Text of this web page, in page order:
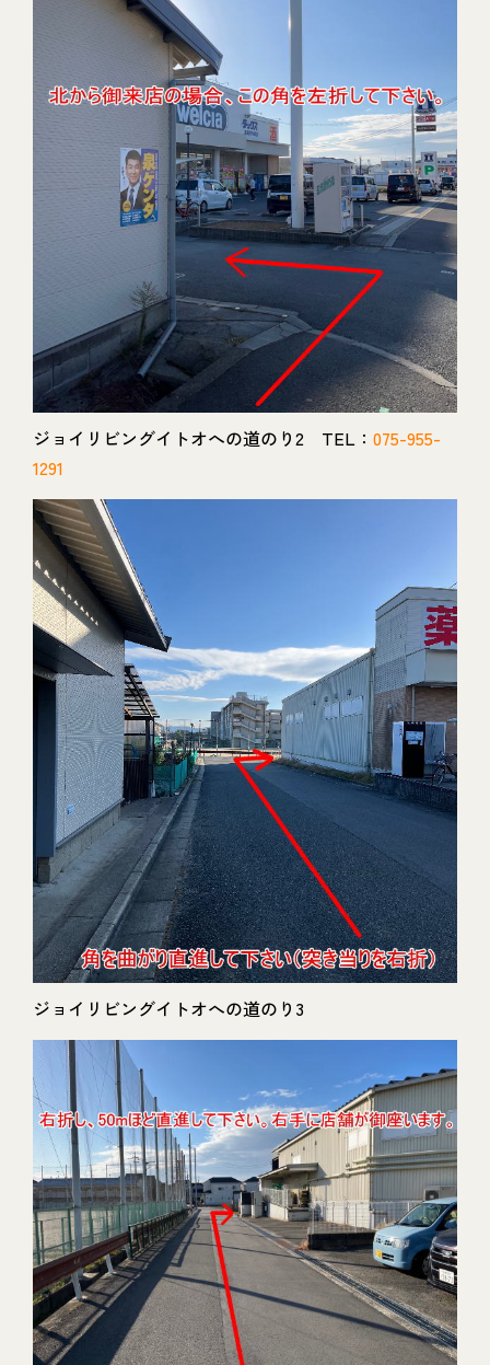
ジョイリビングイトオへの道のり2 TEL： 075-955-
1291
ジョイリビングイトオへの道のり3